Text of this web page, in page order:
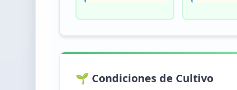
🌱 Condiciones de Cultivo